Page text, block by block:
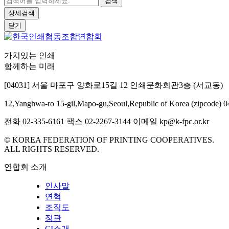
상세검색
닫기
가치있는 인쇄
함께하는 미래
[04031] 서울 마포구 양화로15길 12 인쇄문화회관3층 (서교동)
12,Yanghwa-ro 15-gil,Mapo-gu,Seoul,Republic of Korea (zipcode)
전화 02-335-6161 팩스 02-2267-3144 이메일 kp@k-fpc.or.kr
© KOREA FEDERATION OF PRINTING COOPERATIVES.
ALL RIGHTS RESERVED.
연합회 소개
인사말
연혁
조직도
정관